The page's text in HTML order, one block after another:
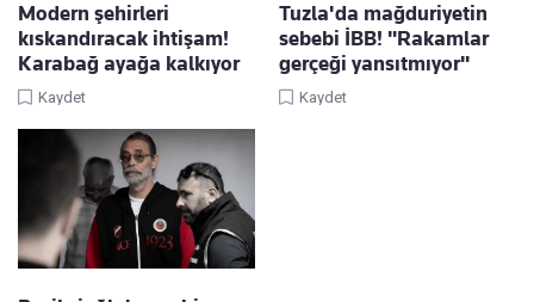
Modern şehirleri
kıskandıracak ihtişam!
Karabağ ayağa kalkıyor
Kaydet
Tuzla'da mağduriyetin
sebebi İBB! "Rakamlar
gerçeği yansıtmıyor"
Kaydet